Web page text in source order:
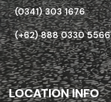
(0341) 303 1676
(+62) 888 0330 5566
LOCATION INFO